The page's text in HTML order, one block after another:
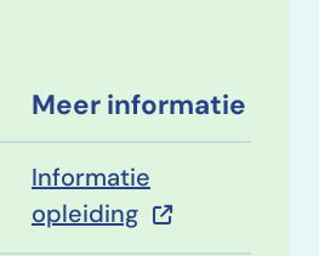
Meer informatie
Informatie
opleiding